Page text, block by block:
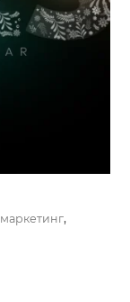
,